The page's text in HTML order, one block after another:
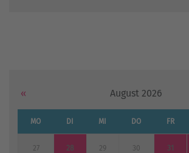
« August 2026
MO DI MI DO FR
27 28 29 30 31